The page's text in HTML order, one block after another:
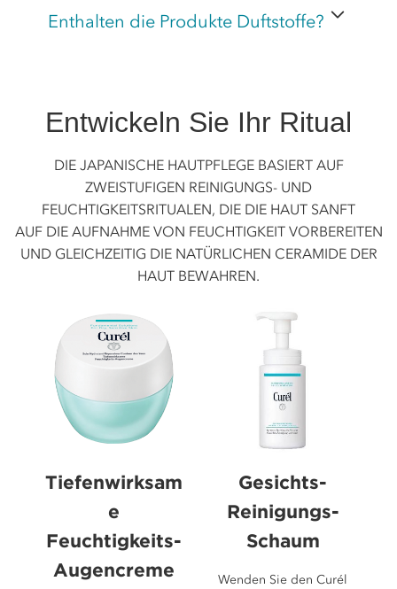
Enthalten die Produkte Duftstoffe?
Entwickeln Sie Ihr Ritual
DIE JAPANISCHE HAUTPFLEGE BASIERT AUF
ZWEISTUFIGEN REINIGUNGS- UND
FEUCHTIGKEITSRITUALEN, DIE DIE HAUT SANFT
AUF DIE AUFNAHME VON FEUCHTIGKEIT VORBEREITEN
UND GLEICHZEITIG DIE NATÜRLICHEN CERAMIDE DER
HAUT BEWAHREN.
Tiefenwirksam
e
Feuchtigkeits-
Augencreme
Gesichts-
Reinigungs-
Schaum
Wenden Sie den Curél